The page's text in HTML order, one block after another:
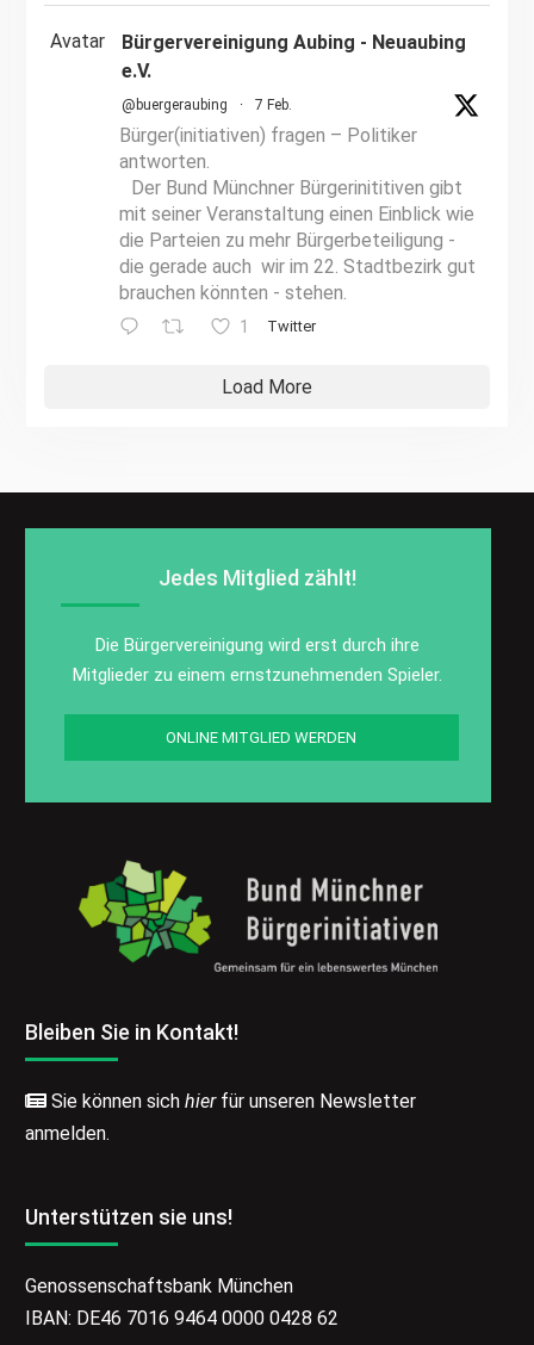
Avatar
Bürgervereinigung Aubing - Neuaubing
e.V.
@buergeraubing · 7 Feb.
Bürger(initiativen) fragen – Politiker
antworten.
Der Bund Münchner Bürgerinititiven gibt
mit seiner Veranstaltung einen Einblick wie
die Parteien zu mehr Bürgerbeteiligung -
die gerade auch wir im 22. Stadtbezirk gut
brauchen könnten - stehen.
1 Twitter
Load More
Jedes Mitglied zählt!
Die Bürgervereinigung wird erst durch ihre
Mitglieder zu einem ernstzunehmenden Spieler.
ONLINE MITGLIED WERDEN
Bleiben Sie in Kontakt!
Sie können sichhier für unseren Newsletter
anmelden.
Unterstützen sie uns!
Genossenschaftsbank München
IBAN: DE46 7016 9464 0000 0428 62